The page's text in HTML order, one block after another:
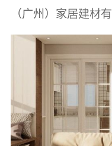
（广州）家居建材